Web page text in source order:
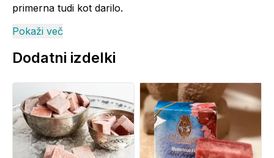
primerna tudi kot darilo.
Pakiranja:
Za radovedne - 5 ml:
izdelek nositi s seboj v torbici ali se le prepričati o
njegovi vsestranskosti. Količina je primerna za do 1
mesečno dnevno uporabo.
Za zadovoljne - 30 ml
Velikost, po kateri je zaradi ugodnega razmerja med
Pokaži več
Dodatni izdelki